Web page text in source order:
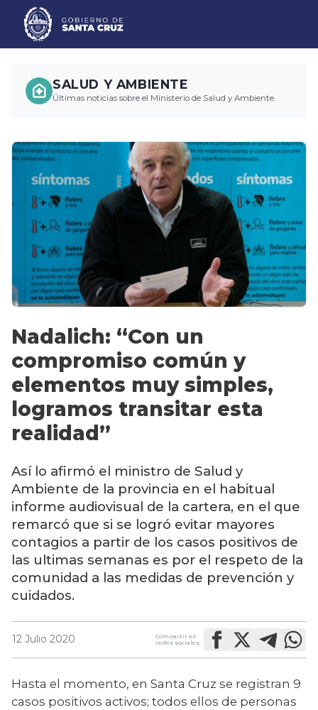
SALUD Y AMBIENTE
Últimas noticias sobre el Ministerio de Salud y Ambiente.
Nadalich: “Con un
compromiso común y
elementos muy simples,
logramos transitar esta
realidad”
Así lo afirmó el ministro de Salud y
Ambiente de la provincia en el habitual
informe audiovisual de la cartera, en el que
remarcó que si se logró evitar mayores
contagios a partir de los casos positivos de
las ultimas semanas es por el respeto de la
comunidad a las medidas de prevención y
cuidados.
12 Julio 2020
Compartir en
redes sociales:
Hasta el momento, en Santa Cruz se registran 9
casos positivos activos; todos ellos de personas